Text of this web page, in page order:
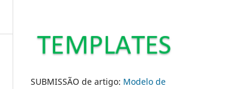
SUBMISSÃO de artigo: Modelo de